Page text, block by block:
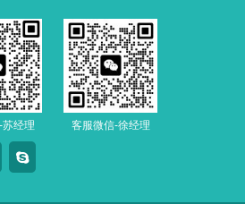
经理 客服微信-徐经理